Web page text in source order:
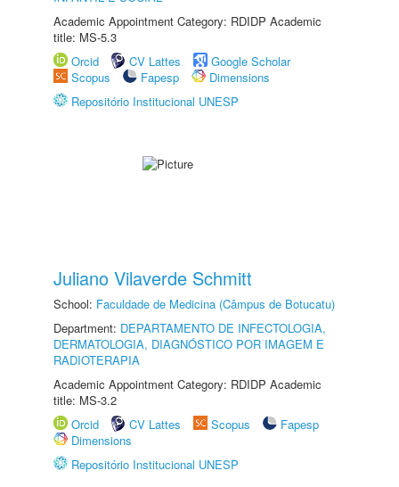
Academic Appointment Category: RDIDP Academic
title: MS-5.3
Orcid
CV Lattes
Google Scholar
Scopus
Fapesp
Dimensions
Repositório Institucional UNESP
Juliano Vilaverde Schmitt
School: Faculdade de Medicina (Câmpus de Botucatu)
Department: DEPARTAMENTO DE INFECTOLOGIA,
DERMATOLOGIA, DIAGNÓSTICO POR IMAGEM E
RADIOTERAPIA
Academic Appointment Category: RDIDP Academic
title: MS-3.2
Orcid
CV Lattes Scopus
Fapesp
Dimensions
Repositório Institucional UNESP